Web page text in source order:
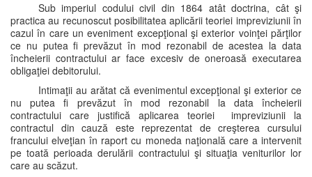
Sub imperiul codului civil din 1864 atât doctrina, cât şi
practica au recunoscut posibilitatea aplicării teoriei impreviziunii în
cazul în care un eveniment excepţional şi exterior voinţei părţilor
ce nu putea fi prevăzut în mod rezonabil de acestea la data
încheierii contractului ar face excesiv de oneroasă executarea
obligaţiei debitorului.
Intimaţii au arătat că evenimentul excepţional şi exterior ce
nu putea fi prevăzut în mod rezonabil la data încheierii
contractului care justifică aplicarea teoriei impreviziunii la
contractul din cauză este reprezentat de creşterea cursului
francului elveţian în raport cu moneda naţională care a intervenit
pe toată perioada derulării contractului şi situaţia veniturilor lor
care au scăzut.